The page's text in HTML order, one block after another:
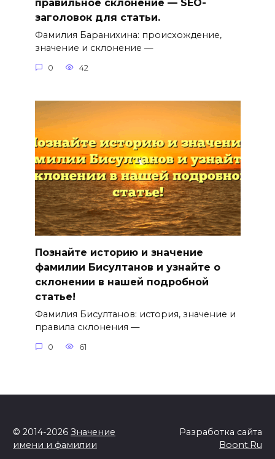
правильное склонение — SEO-
заголовок для статьи.
Фамилия Баранихина: происхождение,
значение и склонение —
0 42
Познайте историю и значение
фамилии Бисултанов и узнайте о
склонении в нашей подробной
статье!
Фамилия Бисултанов: история, значение и
правила склонения —
0 61
© 2014-2026 Значение
имени и фамилии
Разработка сайта
Boont.Ru